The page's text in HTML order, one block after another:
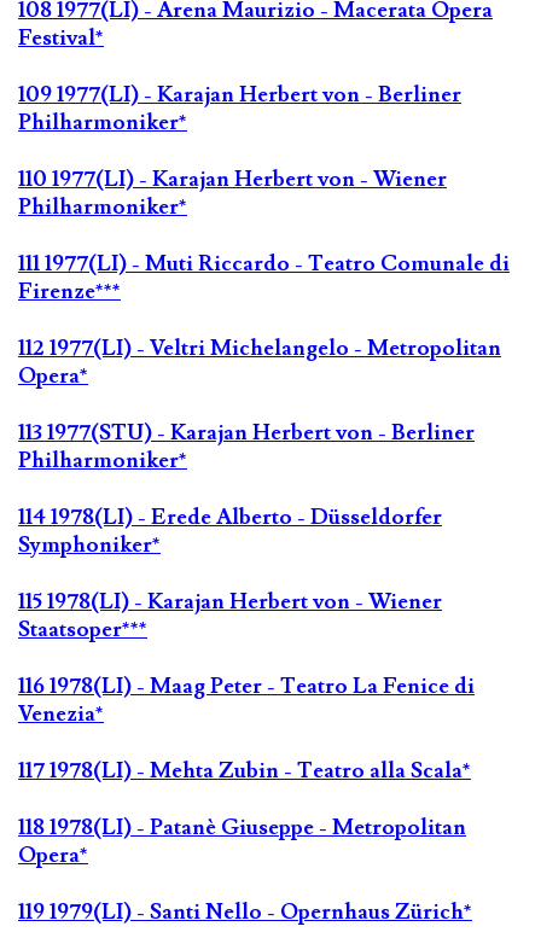
108 1977(LI) - Arena Maurizio - Macerata Opera
Festival*
109 1977(LI) - Karajan Herbert von - Berliner
Philharmoniker*
110 1977(LI) - Karajan Herbert von - Wiener
Philharmoniker*
111 1977(LI) - Muti Riccardo - Teatro Comunale di
Firenze***
112 1977(LI) - Veltri Michelangelo - Metropolitan
Opera*
113 1977(STU) - Karajan Herbert von - Berliner
Philharmoniker*
114 1978(LI) - Erede Alberto - Düsseldorfer
Symphoniker*
115 1978(LI) - Karajan Herbert von - Wiener
Staatsoper***
116 1978(LI) - Maag Peter - Teatro La Fenice di
Venezia*
117 1978(LI) - Mehta Zubin - Teatro alla Scala*
118 1978(LI) - Patanè Giuseppe - Metropolitan
Opera*
119 1979(LI) - Santi Nello - Opernhaus Zürich*